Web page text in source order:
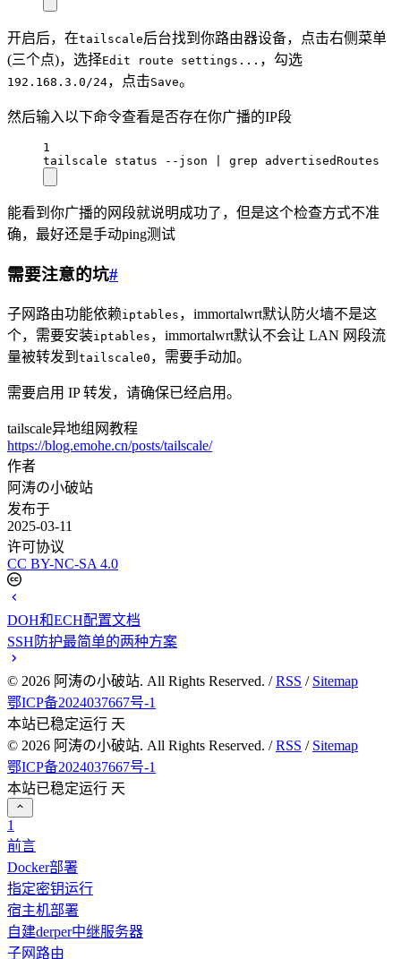
开启后，在tailscale后台找到你路由器设备，点击右侧菜单
(三个点)，选择Edit route settings... ，勾选
192.168.3.0/24，点击Save。
然后输入以下命令查看是否存在你广播的IP段
1
tailscale status --json | grep advertisedRoutes
能看到你广播的网段就说明成功了，但是这个检查方式不准
确，最好还是手动ping测试
需要注意的坑#
子网路由功能依赖iptables ，immortalwrt默认防火墙不是这
个，需要安装iptables ，immortalwrt默认不会让 LAN 网段流
量被转发到 tailscale0 ，需要手动加。
需要启用 IP 转发，请确保已经启用。
tailscale异地组网教程
https://blog.emohe.cn/posts/tailscale/
作者
阿涛の小破站
发布于
2025-03-11
许可协议
CC BY-NC-SA 4.0
DOH和ECH配置文档
SSH防护最简单的两种方案
© 2026 阿涛の小破站. All Rights Reserved. /RSS / Sitemap
鄂ICP备2024037667号-1
本站已稳定运行 天
© 2026 阿涛の小破站. All Rights Reserved. /RSS / Sitemap
鄂ICP备2024037667号-1
本站已稳定运行 天
1
前言
Docker部署
指定密钥运行
宿主机部署
自建derper中继服务器
子网路由